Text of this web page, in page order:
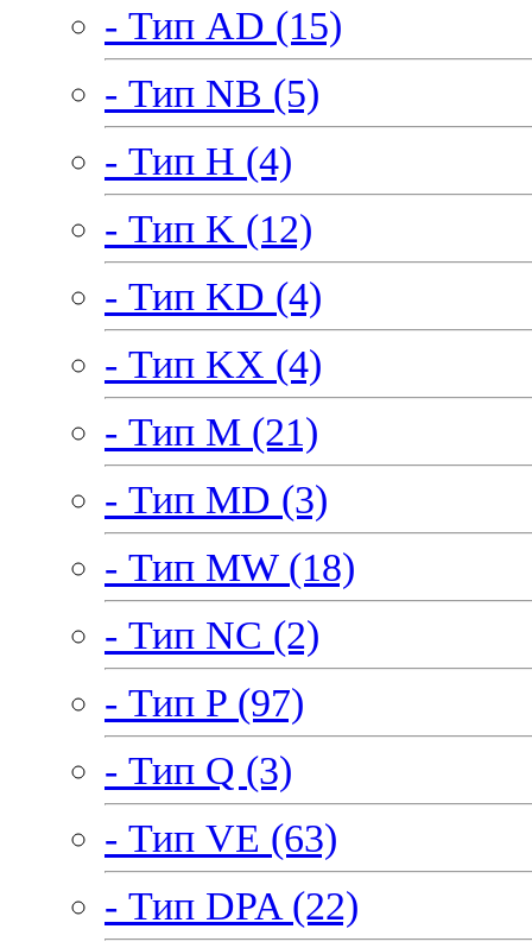
- Тип AD (15)
- Тип NB (5)
- Тип H (4)
- Тип K (12)
- Тип KD (4)
- Тип KX (4)
- Тип M (21)
- Тип MD (3)
- Тип MW (18)
- Тип NC (2)
- Тип P (97)
- Тип Q (3)
- Тип VE (63)
- Тип DPA (22)